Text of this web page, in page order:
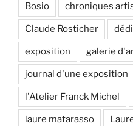
Bosio chroniques
Claude Rosticher
exposition galerie
journal d'une exposition
l'Atelier Franck Michel
laure matarasso